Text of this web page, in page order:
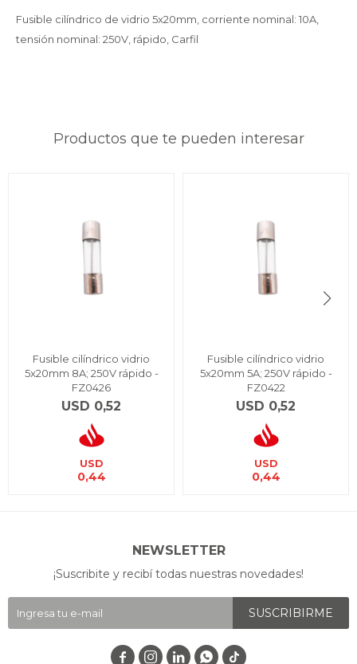
Fusible cilíndrico de vidrio 5x20mm, corriente nominal: 10A,
tensión nominal: 250V, rápido, Carfil
Productos que te pueden interesar
Fusible cilíndrico vidrio
5x20mm 8A; 250V rápido -
FZ0426
USD 0,52
USD
0,44
Fusible cilíndrico vidrio
5x20mm 5A; 250V rápido -
FZ0422
USD 0,52
USD
0,44
NEWSLETTER
¡Suscribite y recibí todas nuestras novedades!
SUSCRIBIRME
   